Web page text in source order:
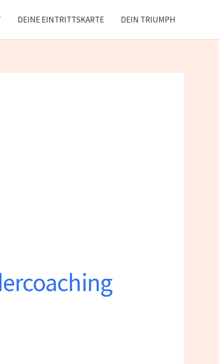
DEINE EINTRITTSKARTE DEIN TRIUMPH